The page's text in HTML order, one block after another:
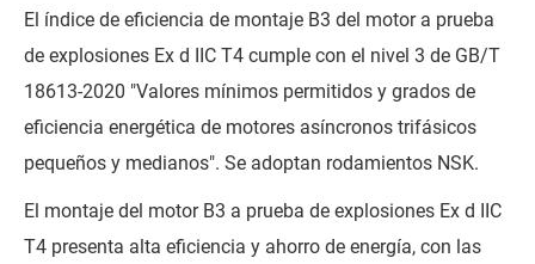
El índice de eficiencia de montaje B3 del motor a prueba
de explosiones Ex d IIC T4 cumple con el nivel 3 de GB/T
18613-2020 "Valores mínimos permitidos y grados de
eficiencia energética de motores asíncronos trifásicos
pequeños y medianos". Se adoptan rodamientos NSK.
El montaje del motor B3 a prueba de explosiones Ex d IIC
T4 presenta alta eficiencia y ahorro de energía, con las